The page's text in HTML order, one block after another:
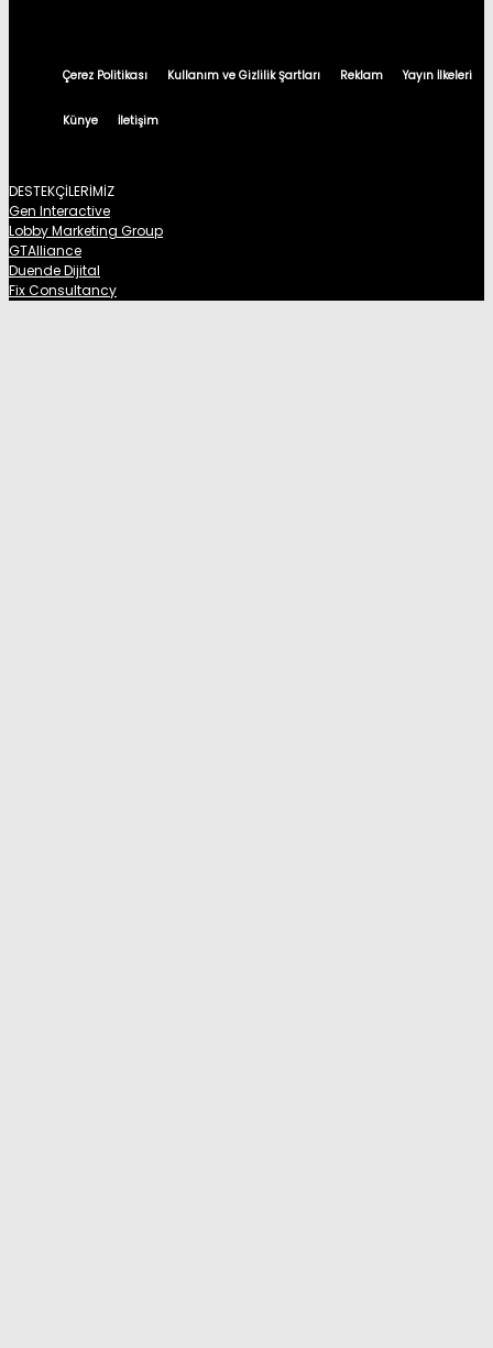
Çerez Politikası Kullanım ve Gizlilik Şartları Reklam Yayın İlkeleri
Künye İletişim
DESTEKÇİLERİMİZ
Gen Interactive
Lobby Marketing Group
GTAlliance
Duende Dijital
Fix Consultancy